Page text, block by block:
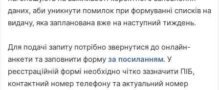
даних, аби уникнути помилок при формуванні списків на
видачу, яка запланована вже на наступний тиждень.
Для подачі запиту потрібно звернутися до онлайн-
анкети та заповнити форму за посиланням. У
реєстраційній формі необхідно чітко зазначити ПІБ,
контактний номер телефону та актуальний номер